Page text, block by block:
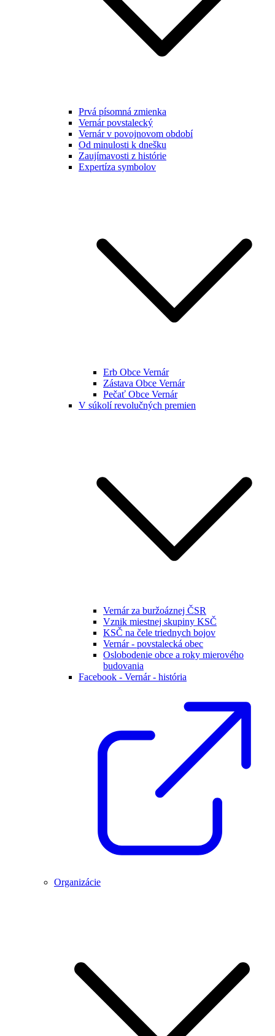
Prvá písomná zmienka
Vernár povstalecký
Vernár v povojnovom období
Od minulosti k dnešku
Zaujímavosti z histórie
Expertíza symbolov
Erb Obce Vernár
Zástava Obce Vernár
Pečať Obce Vernár
V súkolí revolučných premien
Vernár za buržoáznej ČSR
Vznik miestnej skupiny KSČ
KSČ na čele triednych bojov
Vernár - povstalecká obec
Oslobodenie obce a roky mierového
budovania
Facebook - Vernár - história
Organizácie